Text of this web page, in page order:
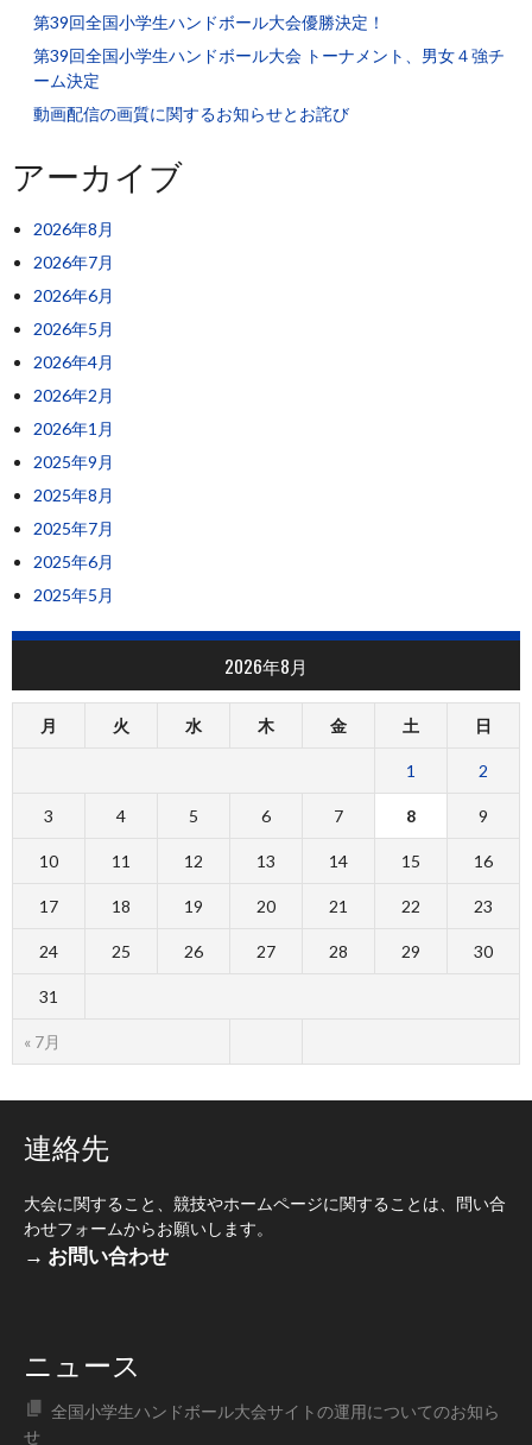
第39回全国小学生ハンドボール大会優勝決定！
第39回全国小学生ハンドボール大会 トーナメント、男女４強チ
ーム決定
動画配信の画質に関するお知らせとお詫び
アーカイブ
2026年8月
2026年7月
2026年6月
2026年5月
2026年4月
2026年2月
2026年1月
2025年9月
2025年8月
2025年7月
2025年6月
2025年5月
2026年8月
月 火 水 木 金 土 日
« 7月
1 2
3 4 5 6 7 8 9
10 11 12 13 14 15 16
17 18 19 20 21 22 23
24 25 26 27 28 29 30
31
連絡先
大会に関すること、競技やホームページに関することは、問い合
わせフォームからお願いします。
→ お問い合わせ
ニュース
全国小学生ハンドボール大会サイトの運用についてのお知ら
せ